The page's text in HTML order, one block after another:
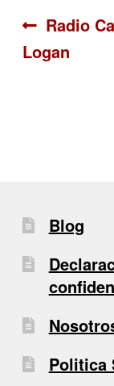
de
Anterior:
Radio
Logan
Blog
Politica